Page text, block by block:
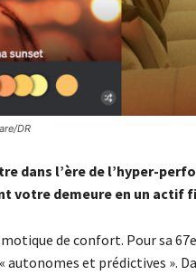
DR
dans l’ère de l’hyper-
votre demeure en un actif
de confort. Pour sa
autonomes et prédictives ».